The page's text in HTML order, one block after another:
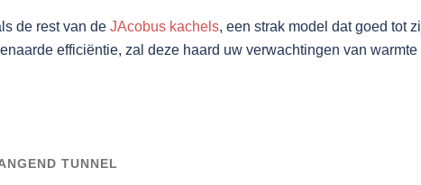
de rest van de JAcobus kachels, een strak model dat goed tot
efficiëntie, zal deze haard uw verwachtingen van warmte
TUNNEL